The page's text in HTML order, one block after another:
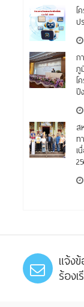
โ
ป
ก
ภู
โ
ปี
ส
ท
เ
แจ้ง
ร้อง